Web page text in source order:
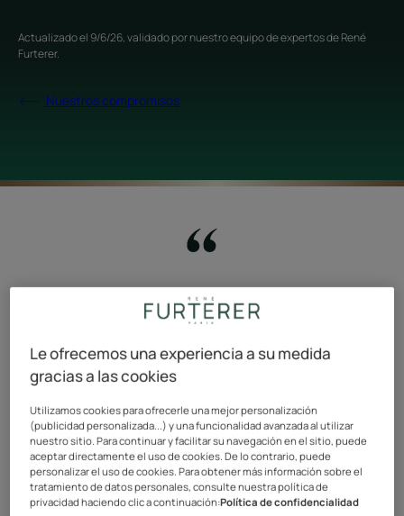
Actualizado el 9/6/26, validado pornuestro equipo de expertos de René
Furterer.
Nuestros compromisos
"Cada vez que cuidamos de una
sola persona, hacemos del mundo
un lugar mejor."
Compartimos abiertamente la razón de ser del grupo
Pierre Fabre al que pertenecemos.
Este compromiso lo asumimos con la naturaleza y la
Le ofrecemos una experiencia a su medida
gracias a las cookies
Utilizamos cookies para ofrecerle una mejor personalización
(publicidad personalizada...) y una funcionalidad avanzada al utilizar
nuestro sitio. Para continuar y facilitar su navegación en el sitio, puede
aceptar directamente el uso de cookies. De lo contrario, puede
personalizar el uso de cookies. Para obtener más información sobre el
tratamiento de datos personales, consulte nuestra política de
privacidad haciendo clic a continuación:Política de confidencialidad